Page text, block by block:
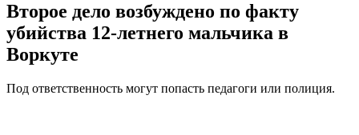
Второе дело возбуждено по факту
убийства 12-летнего мальчика в
Воркуте
Под ответственность могут попасть педагоги или полиция.